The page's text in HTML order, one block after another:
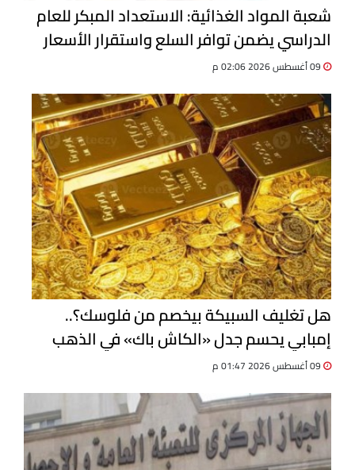
شعبة المواد الغذائية: الاستعداد المبكر للعام
الدراسي يضمن توافر السلع واستقرار الأسعار
هل تغليف السبيكة بيخصم من فلوسك؟..
إمبابي يحسم جدل «الكاش باك» في الذهب